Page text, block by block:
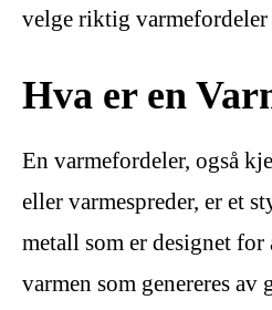
velge riktig
Hva er en
En varmefordeler, også
eller varmespreder, er et
metall som er designet
varmen som genereres av